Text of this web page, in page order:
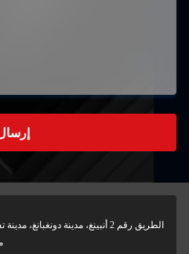
الطريق رقم 2 أنبينغ، مدينة